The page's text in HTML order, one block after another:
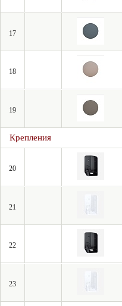
17
18
19
Крепления
20
21
22
23